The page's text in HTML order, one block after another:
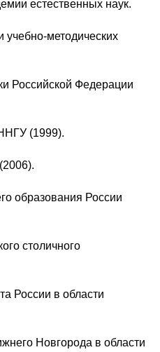
естественных наук.
методических
Российской Федерации
(1999).
образования России
столичного
России в области
Новгорода в области